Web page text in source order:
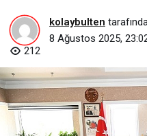
kolaybulten
8 Ağustos 2025,
212